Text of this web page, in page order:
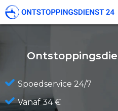
Spoedservice 24/7
Vanaf 34 €